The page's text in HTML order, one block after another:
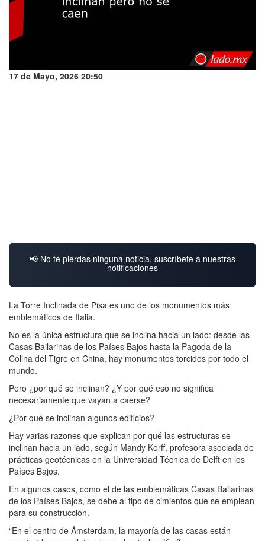
17 de Mayo, 2026 20:50
📢 No te pierdas ninguna noticia, suscríbete a nuestras
notificaciones
La Torre Inclinada de Pisa es uno de los monumentos más
emblemáticos de Italia.
No es la única estructura que se inclina hacia un lado: desde las
Casas Bailarinas de los Países Bajos hasta la Pagoda de la
Colina del Tigre en China, hay monumentos torcidos por todo el
mundo.
Pero ¿por qué se inclinan? ¿Y por qué eso no significa
necesariamente que vayan a caerse?
¿Por qué se inclinan algunos edificios?
Hay varias razones que explican por qué las estructuras se
inclinan hacia un lado, según Mandy Korff, profesora asociada de
prácticas geotécnicas en la Universidad Técnica de Delft en los
Países Bajos.
En algunos casos, como el de las emblemáticas Casas Bailarinas
de los Países Bajos, se debe al tipo de cimientos que se emplean
para su construcción.
“En el centro de Ámsterdam, la mayoría de las casas están